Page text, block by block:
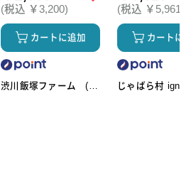
(税込 ￥3,200)
カートに追加
渋川飯塚ファーム (ア
(税込 ￥5,961)
カートに
じゃばら村